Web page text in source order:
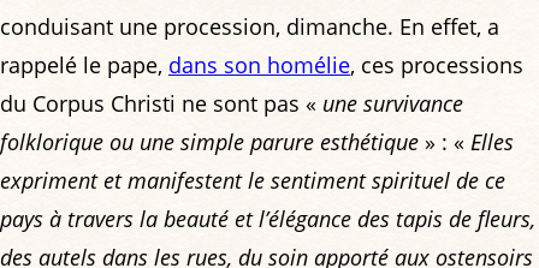
conduisant une procession, dimanche. En effet, a
rappelé le pape, dans son homélie, ces processions
du Corpus Christi ne sont pas « une survivance
folklorique ou une simple parure esthétique » : « Elles
expriment et manifestent le sentiment spirituel de ce
pays à travers la beauté et l’élégance des tapis de fleurs,
des autels dans les rues, du soin apporté aux ostensoirs